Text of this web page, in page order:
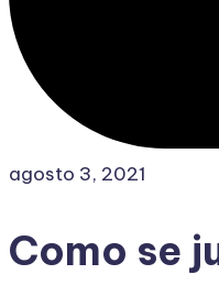
agosto 3, 2021
Como se